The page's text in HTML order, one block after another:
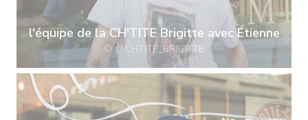
l'équipe de la CH'TITE Brigitte avec Étienne
© @CHTITE_BRIGITTE